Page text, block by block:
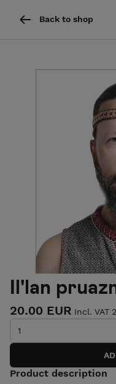
Back to shop
Il'lan
20.00 EUR Incl. VAT
Product description